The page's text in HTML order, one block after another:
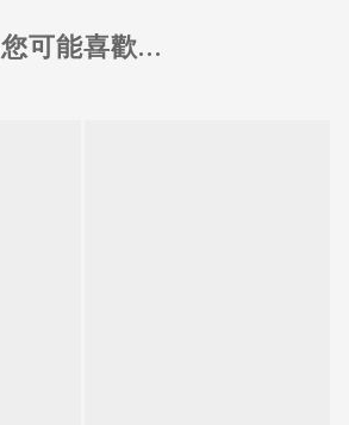
您可能喜歡...